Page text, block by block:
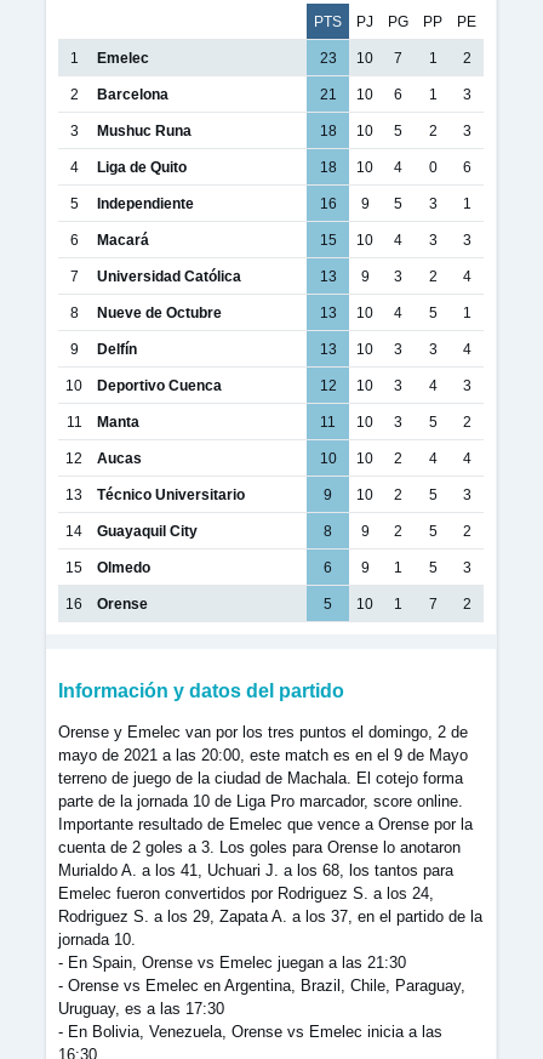
PTS PJ PG PP PE
1 Emelec 23 10 7 1 2
2 Barcelona 21 10 6 1 3
3 Mushuc Runa 18 10 5 2 3
4 Liga de Quito 18 10 4 0 6
5 Independiente 16 9 5 3 1
6 Macará 15 10 4 3 3
7 Universidad Católica 13 9 3 2 4
8 Nueve de Octubre 13 10 4 5 1
9 Delfín 13 10 3 3 4
10 Deportivo Cuenca 12 10 3 4 3
11 Manta 11 10 3 5 2
12 Aucas 10 10 2 4 4
13 Técnico Universitario 9 10 2 5 3
14 Guayaquil City 8 9 2 5 2
15 Olmedo 6 9 1 5 3
16 Orense 5 10 1 7 2
Información y datos del partido
Orense y Emelec van por los tres puntos el domingo, 2 de
mayo de 2021 a las 20:00, este match es en el 9 de Mayo
terreno de juego de la ciudad de Machala. El cotejo forma
parte de la jornada 10 de Liga Pro marcador, score online.
Importante resultado de Emelec que vence a Orense por la
cuenta de 2 goles a 3. Los goles para Orense lo anotaron
Murialdo A. a los 41, Uchuari J. a los 68, los tantos para
Emelec fueron convertidos por Rodriguez S. a los 24,
Rodriguez S. a los 29, Zapata A. a los 37, en el partido de la
jornada 10.
- En Spain, Orense vs Emelec juegan a las 21:30
- Orense vs Emelec en Argentina, Brazil, Chile, Paraguay,
Uruguay, es a las 17:30
- En Bolivia, Venezuela, Orense vs Emelec inicia a las
16:30